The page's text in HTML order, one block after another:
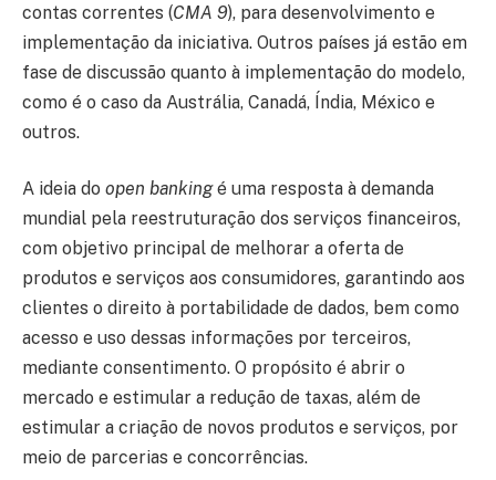
contas correntes (CMA 9), para desenvolvimento e
implementação da iniciativa. Outros países já estão em
fase de discussão quanto à implementação do modelo,
como é o caso da Austrália, Canadá, Índia, México e
outros.
A ideia do open bankingé uma resposta à demanda
mundial pela reestruturação dos serviços financeiros,
com objetivo principal de melhorar a oferta de
produtos e serviços aos consumidores, garantindo aos
clientes o direito à portabilidade de dados, bem como
acesso e uso dessas informações por terceiros,
mediante consentimento. O propósito é abrir o
mercado e estimular a redução de taxas, além de
estimular a criação de novos produtos e serviços, por
meio de parcerias e concorrências.